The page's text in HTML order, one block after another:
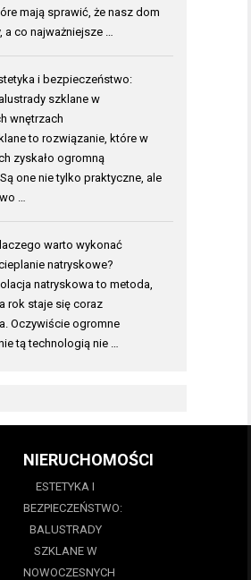
mają sprawić, że nasz dom
a co najważniejsze …
i bezpieczeństwo:
szklane w
wnętrzach
to rozwiązanie, które w
zyskało ogromną
one nie tylko praktyczne, ale
…
warto wykonać
natryskowe?
natryskowa to metoda,
rok staje się coraz
Oczywiście ogromne
tą technologią nie …
NIERUCHOMOŚCI
ESTETYKA I
BEZPIECZEŃSTWO:
BALUSTRADY
SZKLANE W
NOWOCZESNYCH